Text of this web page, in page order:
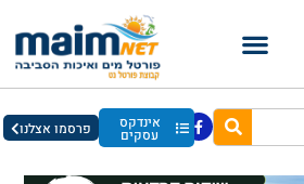
אינדקס
עסקים פרסמו אצלנו